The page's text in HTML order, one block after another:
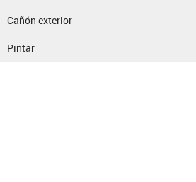
Cañón exterior
Pintar